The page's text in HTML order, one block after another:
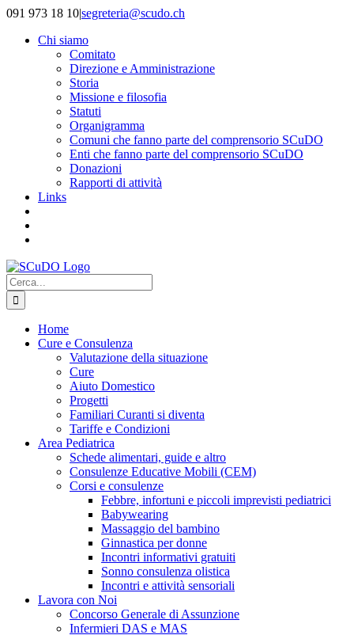
Salta
contenuto
091 973 18 10|segreteria@scudo.ch
Chi siamo
Comitato
Direzione e Amministrazione
Storia
Missione e filosofia
Statuti
Organigramma
Comuni che fanno parte del comprensorio SCuDO
Enti che fanno parte del comprensorio SCuDO
Donazioni
Rapporti di attività
Links
Cerca
per:
Home
Cure e Consulenza
Valutazione della situazione
Cure
Aiuto Domestico
Progetti
Familiari Curanti si diventa
Tariffe e Condizioni
Area Pediatrica
Schede alimentari, guide e altro
Consulenze Educative Mobili (CEM)
Corsi e consulenze
Febbre, infortuni e piccoli imprevisti pediatrici
Babywearing
Massaggio del bambino
Ginnastica per donne
Incontri informativi gratuiti
Sonno consulenza olistica
Incontri e attività sensoriali
Lavora con Noi
Concorso Generale di Assunzione
Infermieri DAS e MAS